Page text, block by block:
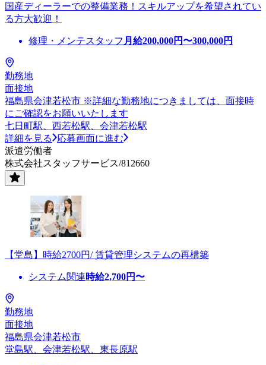
国産ディーラーでの整備業務！スキルアップを希望されてい
る方大歓迎！
修理・メンテスタッフ 月給200,000円〜300,000円
勤務地
面接地
福島県会津若松市 ※詳細な勤務地につきましては、面接時
にご確認をお願いいたします
七日町駅、西若松駅、会津若松駅
詳細を見る
応募画面に進む
派遣労働者
株式会社スタッフサービス/812660
【堂島】時給2700円/ 賃貸管理システムの再構築
システム関連時給2,700円〜
勤務地
面接地
福島県会津若松市
堂島駅、会津若松駅、東長原駅